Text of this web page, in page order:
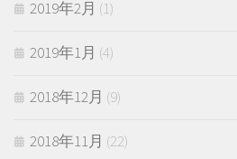
2019年2月 (1)
2019年1月 (4)
2018年12月 (9)
2018年11月 (22)